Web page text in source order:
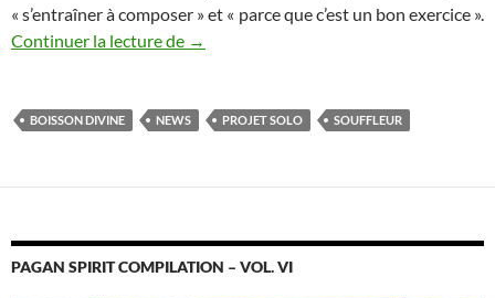
« s’entraîner à composer » et « parce que c’est un bon exercice ».
Continuer la lecture de Nouveau projet solo du sonneur de
→
BOISSON DIVINE NEWS PROJET SOLO SOUFFLEUR
PAGAN SPIRIT COMPILATION – VOL. VI